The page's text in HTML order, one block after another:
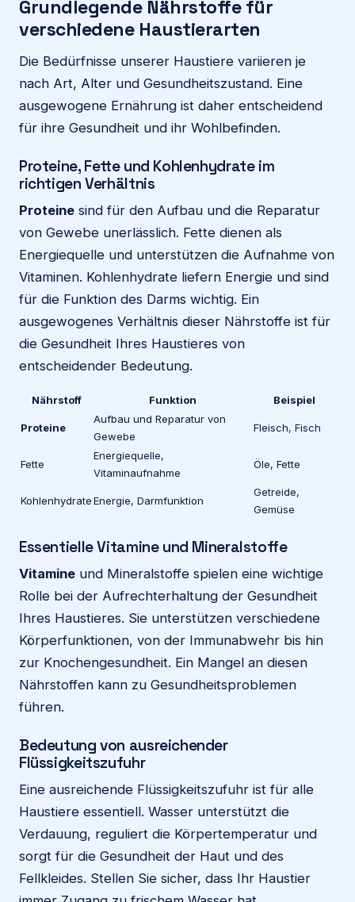
Grundlegende Nährstoffe für
verschiedene Haustierarten
Die Bedürfnisse unserer Haustiere variieren je
nach Art, Alter und Gesundheitszustand. Eine
ausgewogene Ernährung ist daher entscheidend
für ihre Gesundheit und ihr Wohlbefinden.
Proteine, Fette und Kohlenhydrate im
richtigen Verhältnis
Proteine sind für den Aufbau und die Reparatur
von Gewebe unerlässlich. Fette dienen als
Energiequelle und unterstützen die Aufnahme von
Vitaminen. Kohlenhydrate liefern Energie und sind
für die Funktion des Darms wichtig. Ein
ausgewogenes Verhältnis dieser Nährstoffe ist für
die Gesundheit Ihres Haustieres von
entscheidender Bedeutung.
Nährstoff Funktion Beispiel
Proteine
Aufbau und Reparatur von
Gewebe
Fleisch, Fisch
Fette
Energiequelle,
Vitaminaufnahme
Öle, Fette
KohlenhydrateEnergie, Darmfunktion
Getreide,
Gemüse
Essentielle Vitamine und Mineralstoffe
Vitamine und Mineralstoffe spielen eine wichtige
Rolle bei der Aufrechterhaltung der Gesundheit
Ihres Haustieres. Sie unterstützen verschiedene
Körperfunktionen, von der Immunabwehr bis hin
zur Knochengesundheit. Ein Mangel an diesen
Nährstoffen kann zu Gesundheitsproblemen
führen.
Bedeutung von ausreichender
Flüssigkeitszufuhr
Eine ausreichende Flüssigkeitszufuhr ist für alle
Haustiere essentiell. Wasser unterstützt die
Verdauung, reguliert die Körpertemperatur und
sorgt für die Gesundheit der Haut und des
Fellkleides. Stellen Sie sicher, dass Ihr Haustier